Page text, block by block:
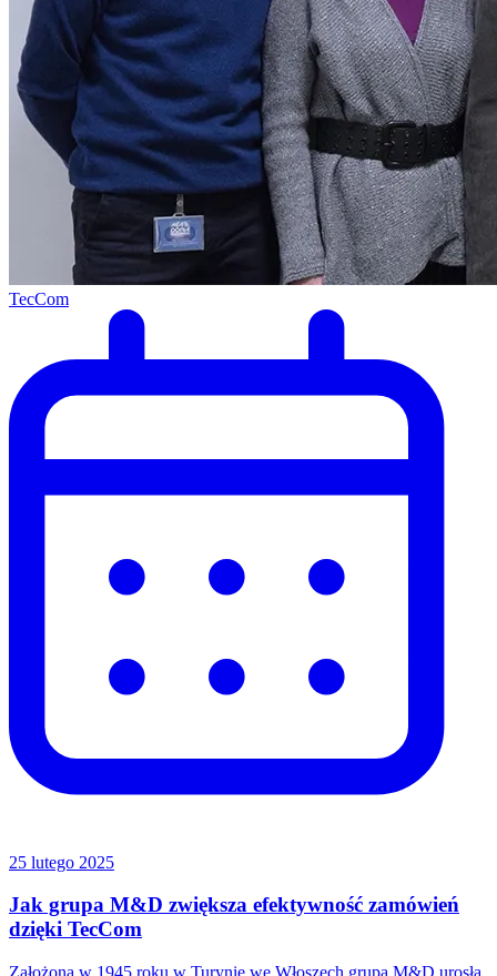
TecCom
25 lutego 2025
Jak grupa M&D zwiększa efektywność zamówień
dzięki TecCom
Założona w 1945 roku w Turynie we Włoszech grupa M&D urosła